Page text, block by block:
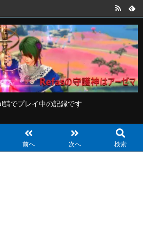
鯖でプレイ中の記録です
前へ 次へ 検索